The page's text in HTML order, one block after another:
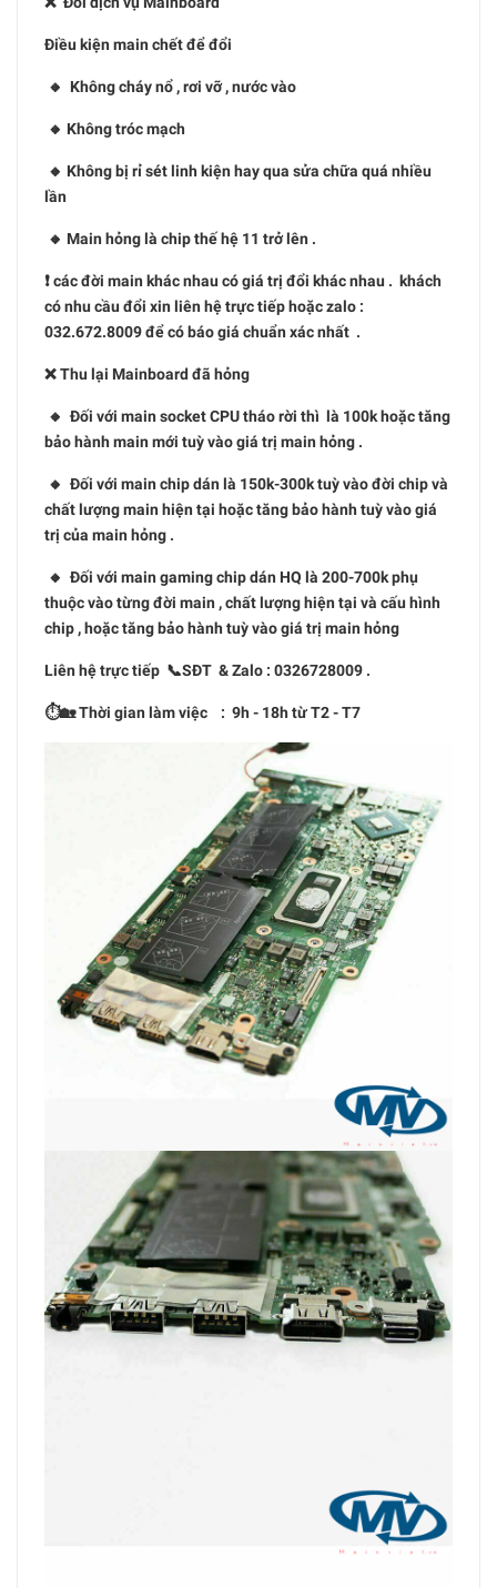
Điều kiện main chết để đổi
🔸 Không cháy nổ , rơi vỡ , nước vào
🔸 Không tróc mạch
🔸 Không bị rỉ sét linh kiện hay qua sửa chữa quá nhiều
lần
🔸 Main hỏng là chip thế hệ 11 trở lên .
❗️ các đời main khác nhau có giá trị đổi khác nhau . khách
có nhu cầu đổi xin liên hệ trực tiếp hoặc zalo :
032.672.8009 để có báo giá chuẩn xác nhất .
❌ Thu lại Mainboard đã hỏng
🔸 Đối với main socket CPU tháo rời thì là 100k hoặc tăng
bảo hành main mới tuỳ vào giá trị main hỏng .
🔸 Đối với main chip dán là 150k-300k tuỳ vào đời chip và
chất lượng main hiện tại hoặc tăng bảo hành tuỳ vào giá
trị của main hỏng .
🔸 Đối với main gaming chip dán HQ là 200-700k phụ
thuộc vào từng đời main , chất lượng hiện tại và cấu hình
chip , hoặc tăng bảo hành tuỳ vào giá trị main hỏng
Liên hệ trực tiếp 📞SĐT & Zalo : 0326728009 .
⏱🏡 Thời gian làm việc : 9h - 18h từ T2 - T7